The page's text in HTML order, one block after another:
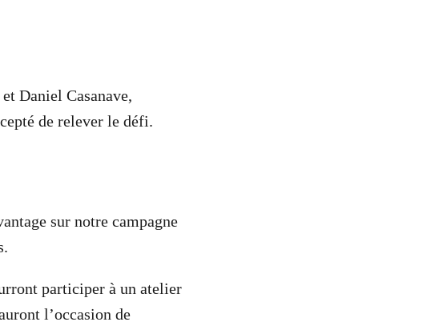
Daniel Casanave,
de relever le défi.
sur notre campagne
participer à un atelier
l’occasion de